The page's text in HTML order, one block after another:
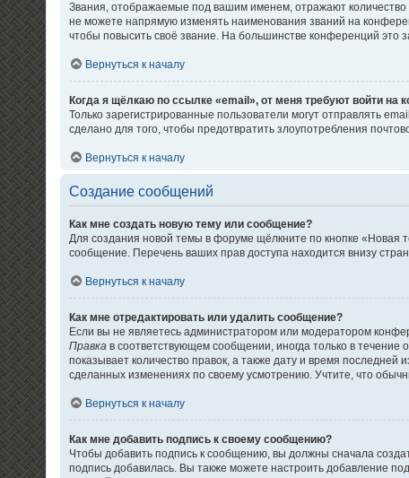
Звания, отображаемые под вашим именем, отражают
не можете напрямую изменять наименования званий на
чтобы повысить своё звание. На большинстве конференций это
Вернуться к началу
Когда я щёлкаю по ссылке «email», от меня требуют войти на
Только зарегистрированные пользователи могут отправлять
сделано для того, чтобы предотвратить злоупотребления
Вернуться к началу
Создание сообщений
Как мне создать новую тему или сообщение?
Для создания новой темы в форуме щёлкните по кнопке «Новая
сообщение. Перечень ваших прав доступа находится внизу
Вернуться к началу
Как мне отредактировать или удалить сообщение?
Если вы не являетесь администратором или модератором
Правка в соответствующем сообщении, иногда только в
показывает количество правок, а также дату и время
сделанных изменениях по своему усмотрению. Учтите, что
Вернуться к началу
Как мне добавить подпись к своему сообщению?
Чтобы добавить подпись к сообщению, вы должны сначала
подпись добавилась. Вы также можете настроить добавление